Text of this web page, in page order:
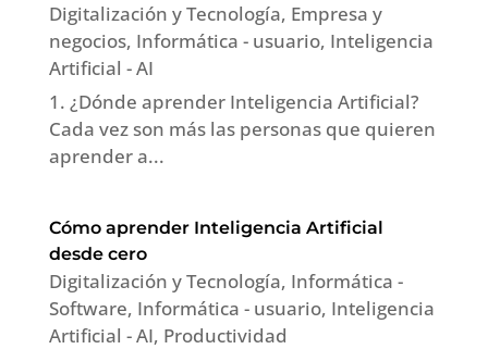
Digitalización y Tecnología, Empresa y
negocios, Informática - usuario, Inteligencia
Artificial - AI
1. ¿Dónde aprender Inteligencia Artificial?
Cada vez son más las personas que quieren
aprender a...
Cómo aprender Inteligencia Artificial
desde cero
Digitalización y Tecnología, Informática -
Software, Informática - usuario, Inteligencia
Artificial - AI, Productividad